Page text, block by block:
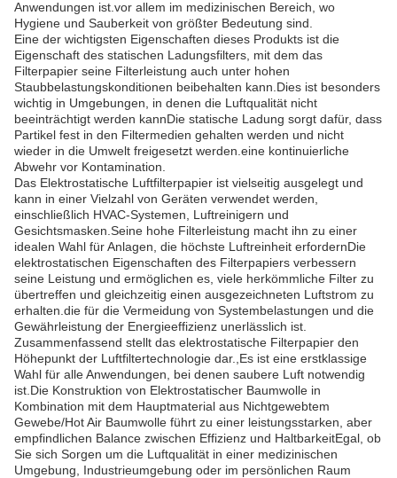
Anwendungen ist.vor allem im medizinischen Bereich, wo
Hygiene und Sauberkeit von größter Bedeutung sind.
Eine der wichtigsten Eigenschaften dieses Produkts ist die
Eigenschaft des statischen Ladungsfilters, mit dem das
Filterpapier seine Filterleistung auch unter hohen
Staubbelastungskonditionen beibehalten kann.Dies ist besonders
wichtig in Umgebungen, in denen die Luftqualität nicht
beeinträchtigt werden kannDie statische Ladung sorgt dafür, dass
Partikel fest in den Filtermedien gehalten werden und nicht
wieder in die Umwelt freigesetzt werden.eine kontinuierliche
Abwehr vor Kontamination.
Das Elektrostatische Luftfilterpapier ist vielseitig ausgelegt und
kann in einer Vielzahl von Geräten verwendet werden,
einschließlich HVAC-Systemen, Luftreinigern und
Gesichtsmasken.Seine hohe Filterleistung macht ihn zu einer
idealen Wahl für Anlagen, die höchste Luftreinheit erfordernDie
elektrostatischen Eigenschaften des Filterpapiers verbessern
seine Leistung und ermöglichen es, viele herkömmliche Filter zu
übertreffen und gleichzeitig einen ausgezeichneten Luftstrom zu
erhalten.die für die Vermeidung von Systembelastungen und die
Gewährleistung der Energieeffizienz unerlässlich ist.
Zusammenfassend stellt das elektrostatische Filterpapier den
Höhepunkt der Luftfiltertechnologie dar.,Es ist eine erstklassige
Wahl für alle Anwendungen, bei denen saubere Luft notwendig
ist.Die Konstruktion von Elektrostatischer Baumwolle in
Kombination mit dem Hauptmaterial aus Nichtgewebtem
Gewebe/Hot Air Baumwolle führt zu einer leistungsstarken, aber
empfindlichen Balance zwischen Effizienz und HaltbarkeitEgal, ob
Sie sich Sorgen um die Luftqualität in einer medizinischen
Umgebung, Industrieumgebung oder im persönlichen Raum